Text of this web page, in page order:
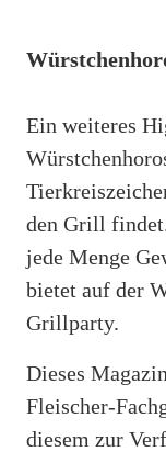
Ein weiteres
den Grill
jede Menge
bietet auf der
Grillparty.
Dieses
Fleischer-
diesem zur